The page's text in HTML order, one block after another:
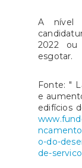
A nível
2022
esgotar.
Fonte: "
e
edifícios
o-do-
de-